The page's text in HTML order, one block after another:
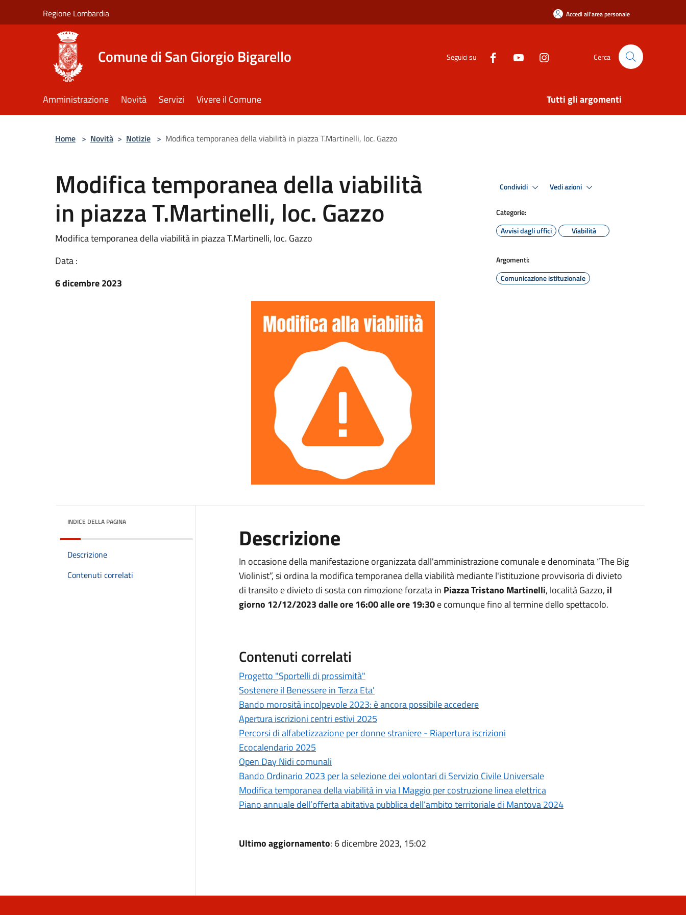
Regione Lombardia Accedi all'area personale
Comune di San Giorgio Bigarello Seguici su Cerca
Amministrazione Novità Servizi Vivere il Comune Tutti gli argomenti
Home > Novità > Notizie > Modifica temporanea della viabilità in piazza T.Martinelli, loc. Gazzo
Modifica temporanea della viabilità
in piazza T.Martinelli, loc. Gazzo
Modifica temporanea della viabilità in piazza T.Martinelli, loc. Gazzo
Data :
6 dicembre 2023
Condividi Vedi azioni
Categorie:
Avvisi dagli uffici
Viabilità
Argomenti:
Comunicazione istituzionale
INDICE DELLA PAGINA
Descrizione
Contenuti correlati
Descrizione
In occasione della manifestazione organizzata dall'amministrazione comunale e denominata “The Big
Violinist”, si ordina la modifica temporanea della viabilità mediante l'istituzione provvisoria di divieto
di transito e divieto di sosta con rimozione forzata in Piazza Tristano Martinelli, località Gazzo, il
giorno 12/12/2023 dalle ore 16:00 alle ore 19:30e comunque fino al termine dello spettacolo.
Contenuti correlati
Progetto "Sportelli di prossimità"
Sostenere il Benessere in Terza Eta'
Bando morosità incolpevole 2023: è ancora possibile accedere
Apertura iscrizioni centri estivi 2025
Percorsi di alfabetizzazione per donne straniere - Riapertura iscrizioni
Ecocalendario 2025
Open Day Nidi comunali
Bando Ordinario 2023 per la selezione dei volontari di Servizio Civile Universale
Modifica temporanea della viabilità in via I Maggio per costruzione linea elettrica
Piano annuale dell’offerta abitativa pubblica dell’ambito territoriale di Mantova 2024
Ultimo aggiornamento: 6 dicembre 2023, 15:02